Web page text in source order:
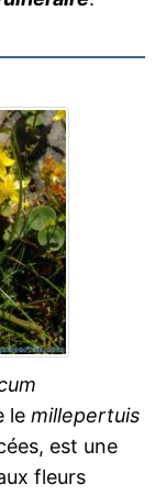
le millepertuis
est une
fleurs